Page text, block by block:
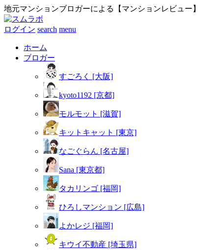
地元マンションブロガーによる【マンションレビュー】
ログイン search menu
ホーム
ブロガー
すごろく [大阪]
kyoto1192 [京都]
モルモット [滋賀]
キットキャット [東京]
なごぐらん [名古屋]
Sana [東京都]
タカリンゴ [福岡]
ひろしマンション [広島]
よかレジ [福岡]
キウイ不動産 [埼玉県]